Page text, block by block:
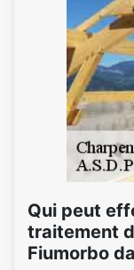
Qui peut
traitement
Fiumorbo